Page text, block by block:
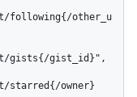
following{/other_u
gists{/gist_id}",
starred{/owner}